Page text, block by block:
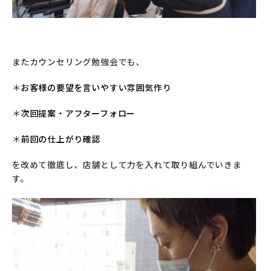
またカウンセリング勉強会でも、
＊お客様の要望を言いやすい雰囲気作り
＊次回提案・アフターフォロー
＊前回の仕上がり確認
を改めて徹底し、店舗として力を入れて取り組んでいきま
す。